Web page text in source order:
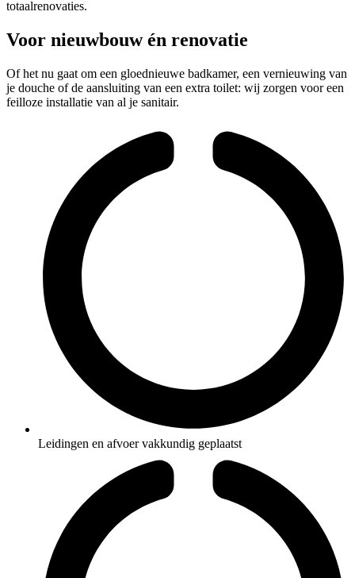
totaalrenovaties.
Voor nieuwbouw én renovatie
Of het nu gaat om een gloednieuwe badkamer, een vernieuwing van
je douche of de aansluiting van een extra toilet: wij zorgen voor een
feilloze installatie van al je sanitair.
Leidingen en afvoer vakkundig geplaatst